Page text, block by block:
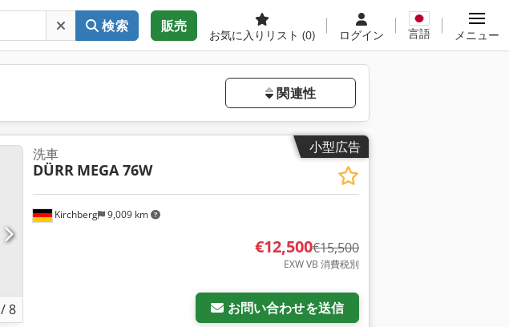
検索 販売
お気に入りリスト (0) ログイン 言語 メニュー
関連性
小型広告
/8
Kirchberg 9,009 km
洗車
DÜRR MEGA 76W
€12,500€15,500
EXW VB 消費税別
お問い合わせを送信